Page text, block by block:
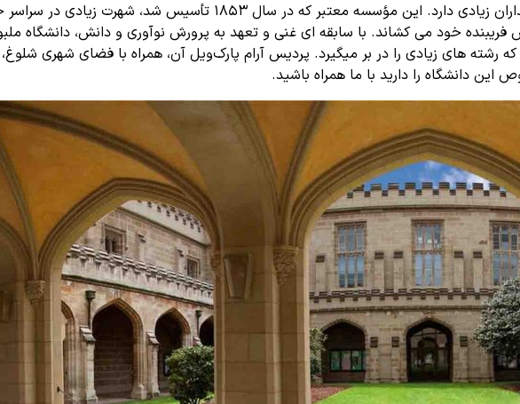
دانشگاه ملبورن، واقع در شهر پر جنب و جوش ملبورن، استرالیا، طرفداران زیادی دارد. این مؤسسه
خود می کشاند. با سابقه ای غنی و تعهد به پرورش نوآوری و دانش، دانشگاه
که رشته های زیادی را در بر میگیرد. پردیس آرام پارک‌ویل آن، همراه با فضای شهری
دانشگاه را دارید با ما همراه باشید.